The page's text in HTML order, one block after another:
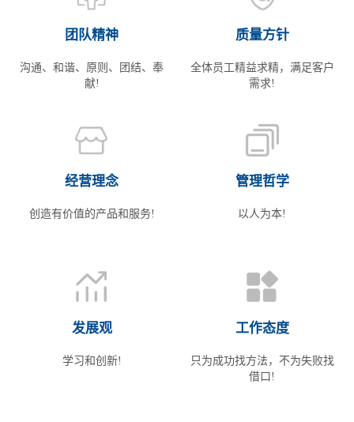
团队精神
沟通、和谐、原则、团结、奉
献!
质量方针
全体员工精益求精，满足客户
需求!
经营理念
创造有价值的产品和服务!
管理哲学
以人为本!
发展观
学习和创新!
工作态度
只为成功找方法，不为失败找
借口!